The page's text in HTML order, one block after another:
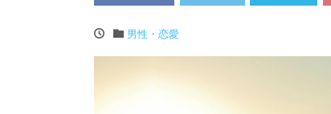
男性・恋愛